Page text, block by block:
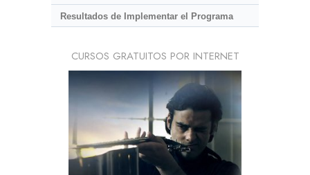
Resultados de Implementar el Programa
CURSOS GRATUITOS POR INTERNET